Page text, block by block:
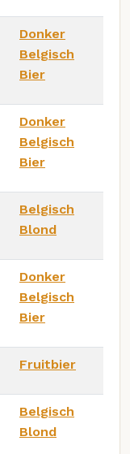
Donker
Belgisch
Bier
Donker
Belgisch
Bier
Belgisch
Blond
Donker
Belgisch
Bier
Fruitbier
Belgisch
Blond